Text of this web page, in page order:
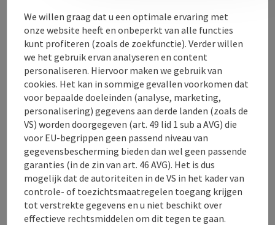
Inrichting
Prijs
Ligging
Geschiktheid
Toegankelijkheid
We willen graag dat u een optimale ervaring met
onze website heeft en onbeperkt van alle functies
kunt profiteren (zoals de zoekfunctie). Verder willen
we het gebruik ervan analyseren en content
personaliseren. Hiervoor maken we gebruik van
cookies. Het kan in sommige gevallen voorkomen dat
voor bepaalde doeleinden (analyse, marketing,
personalisering) gegevens aan derde landen (zoals de
VS) worden doorgegeven (art. 49 lid 1 sub a AVG) die
voor EU-begrippen geen passend niveau van
gegevensbescherming bieden dan wel geen passende
garanties (in de zin van art. 46 AVG). Het is dus
mogelijk dat de autoriteiten in de VS in het kader van
controle- of toezichtsmaatregelen toegang krijgen
tot verstrekte gegevens en u niet beschikt over
effectieve rechtsmiddelen om dit tegen te gaan.